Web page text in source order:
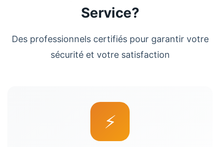
Service?
Des professionnels certifiés pour garantir votre
sécurité et votre satisfaction
⚡